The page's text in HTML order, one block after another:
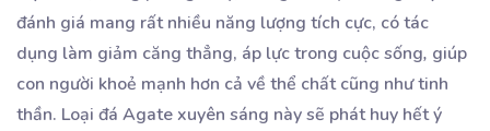
đánh giá mang rất nhiều năng lượng tích cực, có tác
dụng làm giảm căng thẳng, áp lực trong cuộc sống, giúp
con người khoẻ mạnh hơn cả về thể chất cũng như tinh
thần. Loại đá Agate xuyên sáng này sẽ phát huy hết ý